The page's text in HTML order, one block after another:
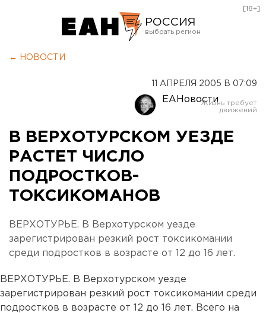
РОССИЯ
Оренбург
[18+]
← НОВОСТИ
11 АПРЕЛЯ 2005 В 07:09
ЕАНовости
В ВЕРХОТУРСКОМ УЕЗДЕ
РАСТЕТ ЧИСЛО
ПОДРОСТКОВ-
ТОКСИКОМАНОВ
ВЕРХОТУРЬЕ. В Верхотурском уезде
зарегистрирован резкий рост токсикомании
среди подростков в возрасте от 12 до 16 лет.
ВЕРХОТУРЬЕ. В Верхотурском уезде
зарегистрирован резкий рост токсикомании среди
подростков в возрасте от 12 до 16 лет. Всего на